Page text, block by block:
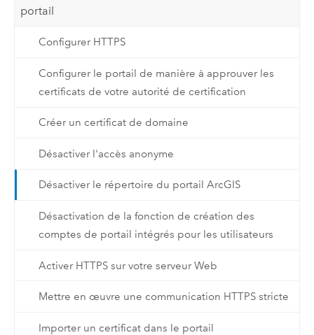
portail
Configurer HTTPS
Configurer le portail de manière à approuver les
certificats de votre autorité de certification
Créer un certificat de domaine
Désactiver l'accès anonyme
Désactiver le répertoire du portail ArcGIS
Désactivation de la fonction de création des
comptes de portail intégrés pour les utilisateurs
Activer HTTPS sur votre serveur Web
Mettre en œuvre une communication HTTPS stricte
Importer un certificat dans le portail